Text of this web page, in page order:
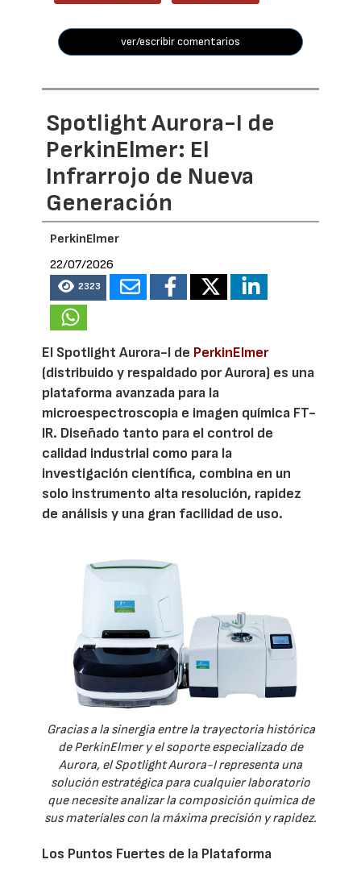
ver/escribir comentarios
Spotlight Aurora-I de
PerkinElmer: El
Infrarrojo de Nueva
Generación
PerkinElmer
22/07/2026
2323
El Spotlight Aurora-I de PerkinElmer
(distribuido y respaldado por Aurora) es una
plataforma avanzada para la
microespectroscopia e imagen química FT-
IR. Diseñado tanto para el control de
calidad industrial como para la
investigación científica, combina en un
solo instrumento alta resolución, rapidez
de análisis y una gran facilidad de uso.
Gracias a la sinergia entre la trayectoria histórica
de PerkinElmer y el soporte especializado de
Aurora, el Spotlight Aurora-I representa una
solución estratégica para cualquier laboratorio
que necesite analizar la composición química de
sus materiales con la máxima precisión y rapidez.
Los Puntos Fuertes de la Plataforma